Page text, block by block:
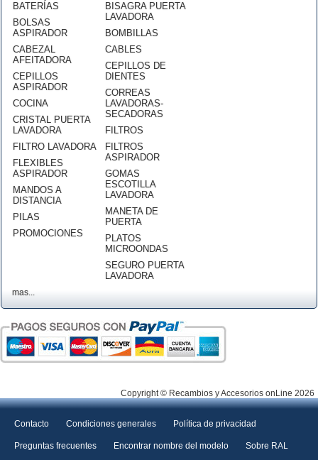
BATERÍAS
BOLSAS
ASPIRADOR
CABEZAL
AFEITADORA
CEPILLOS
ASPIRADOR
COCINA
CRISTAL PUERTA
LAVADORA
FILTRO LAVADORA
FLEXIBLES
ASPIRADOR
MANDOS A
DISTANCIA
PILAS
PROMOCIONES
BISAGRA PUERTA
LAVADORA
BOMBILLAS
CABLES
CEPILLOS DE
DIENTES
CORREAS
LAVADORAS-
SECADORAS
FILTROS
FILTROS
ASPIRADOR
GOMAS
ESCOTILLA
LAVADORA
MANETA DE
PUERTA
PLATOS
MICROONDAS
SEGURO PUERTA
LAVADORA
mas...
Copyright © Recambios y Accesorios onLine 2026
Contacto Condiciones generales Política de privacidad
Preguntas frecuentes Encontrar nombre del modelo Sobre RAL